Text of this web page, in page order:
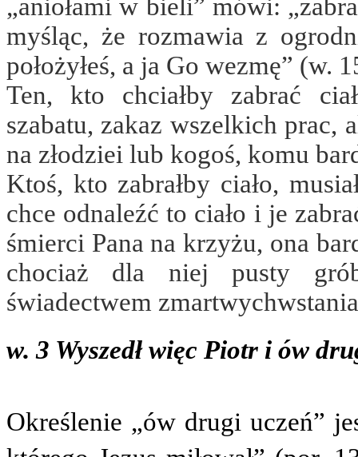
„aniołami w bieli” mówi:
myśląc, że rozmawia z
położyłeś, a ja Go wezmę” (w.
Ten, kto chciałby zabrać
szabatu, zakaz wszelkich prac,
na złodziei lub kogoś, komu
Ktoś, kto zabrałby ciało,
chce odnaleźć to ciało i je
śmierci Pana na krzyżu, ona
chociaż dla niej pusty
świadectwem
w. 3 Wyszedł więc Piotr i ów
Określenie „ów drugi uczeń”